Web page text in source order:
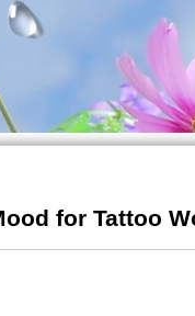
for Tattoo